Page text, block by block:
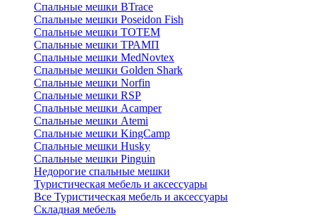
Спальные мешки BTrace
Спальные мешки Poseidon Fish
Спальные мешки ТОТЕМ
Спальные мешки ТРАМП
Cпальные мешки MedNovtex
Спальные мешки Golden Shark
Спальные мешки Norfin
Спальные мешки RSP
Спальные мешки Acamper
Спальные мешки Atemi
Спальные мешки KingCamp
Спальные мешки Husky
Спальные мешки Pinguin
Недорогие спальные мешки
Туристическая мебель и аксессуары
Все Туристическая мебель и аксессуары
Складная мебель